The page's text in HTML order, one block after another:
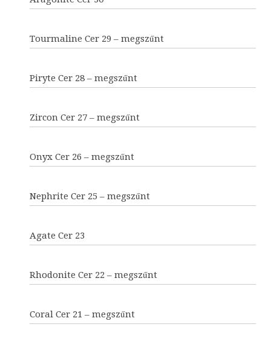
Tourmaline Cer 29 – megszűnt
Piryte Cer 28 – megszűnt
Zircon Cer 27 – megszűnt
Onyx Cer 26 – megszűnt
Nephrite Cer 25 – megszűnt
Agate Cer 23
Rhodonite Cer 22 – megszűnt
Coral Cer 21 – megszűnt